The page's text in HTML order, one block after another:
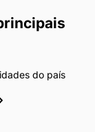
do país